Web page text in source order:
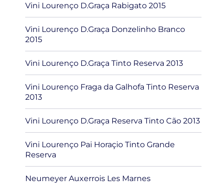
Vini Lourenço D.Graça Rabigato 2015
Vini Lourenço D.Graça Donzelinho Branco
2015
Vini Lourenço D.Graça Tinto Reserva 2013
Vini Lourenço Fraga da Galhofa Tinto Reserva
2013
Vini Lourenço D.Graça Reserva Tinto Cão 2013
Vini Lourenço Pai Horaçio Tinto Grande
Reserva
Neumeyer Auxerrois Les Marnes